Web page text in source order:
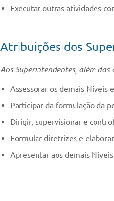
Executar outras atividades
Atribuições dos
Aos Superintendentes, além das
Assessorar os demais Níveis
Participar da formulação da
Dirigir, supervisionar e
Formular diretrizes e
Apresentar aos demais